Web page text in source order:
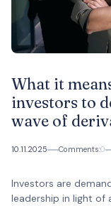
What it
investors to
wave of
10.11.2025 0
Comments:
Investors are
leadership in light of